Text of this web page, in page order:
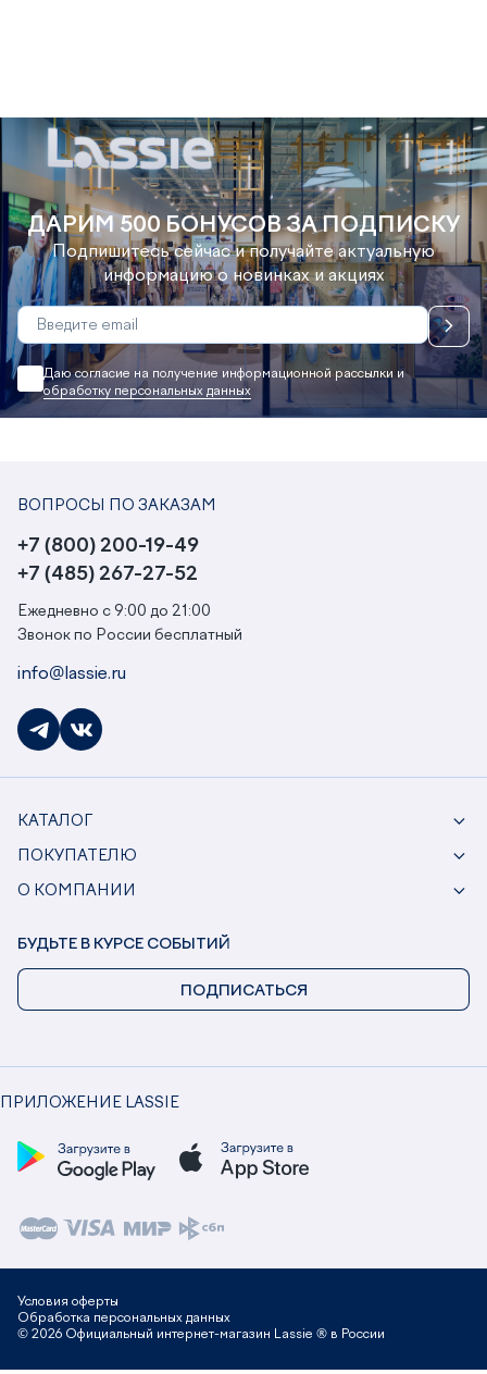
ДАРИМ 500 БОНУСОВ ЗА ПОДПИСКУ
Подпишитесь сейчас и получайте актуальную
информацию о новинках и акциях
Даю согласие на получение информационной рассылки и
обработку персональных данных
ВОПРОСЫ ПО ЗАКАЗАМ
+7 (800) 200-19-49
+7 (485) 267-27-52
Ежедневно с 9:00 до 21:00
Звонок по России бесплатный
info@lassie.ru
КАТАЛОГ
ПОКУПАТЕЛЮ
О КОМПАНИИ
ПРИЛОЖЕНИЕ LASSIE
БУДЬТЕ В КУРСЕ СОБЫТИЙ
ПОДПИСАТЬСЯ
© 2026 Официальный интернет-магазин Lassie ® в России
Условия оферты
Обработка персональных данных